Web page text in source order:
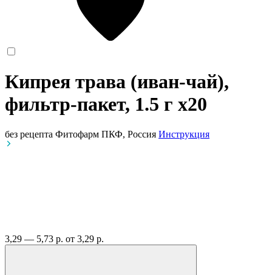
Кипрея трава (иван-чай),
фильтр-пакет, 1.5 г x20
без рецепта Фитофарм ПКФ, Россия Инструкция
3,29 — 5,73 р. от 3,29 р.